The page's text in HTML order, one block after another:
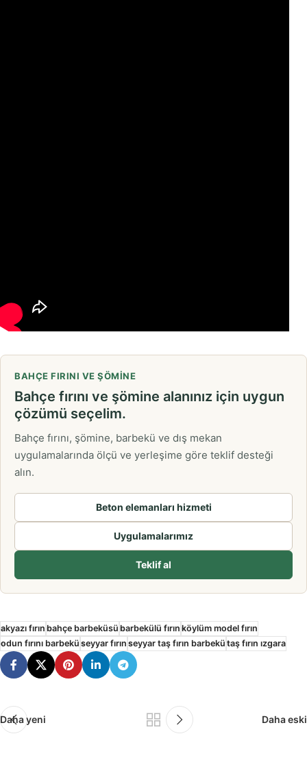
BAHÇE FIRINI VE ŞÖMINE
Bahçe fırını ve şömine alanınız için uygun
çözümü seçelim.
Bahçe fırını, şömine, barbekü ve dış mekan
uygulamalarında ölçü ve yerleşime göre teklif desteği
alın.
Beton elemanları hizmeti
Uygulamalarımız
Teklif al
akyazı fırın bahçe barbeküsü barbekülü fırın köylüm model fırın
odun fırını barbekü seyyar fırın seyyar taş fırın barbekü taş fırın ızgara
Daha yeni Daha eski